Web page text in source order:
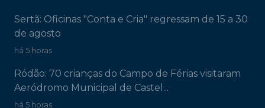
Sertã: Oficinas "Conta e Cria" regressam de 15 a 30
de agosto
há 5 horas
Ródão: 70 crianças do Campo de Férias visitaram
Aeródromo Municipal de Castel...
há 5 horas